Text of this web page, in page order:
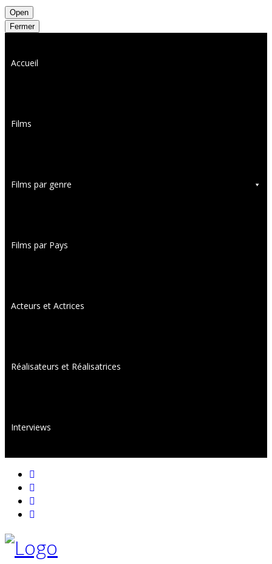
Open
Fermer
Accueil
Films
Films par genre
Films par Pays
Acteurs et Actrices
Réalisateurs et Réalisatrices
Interviews